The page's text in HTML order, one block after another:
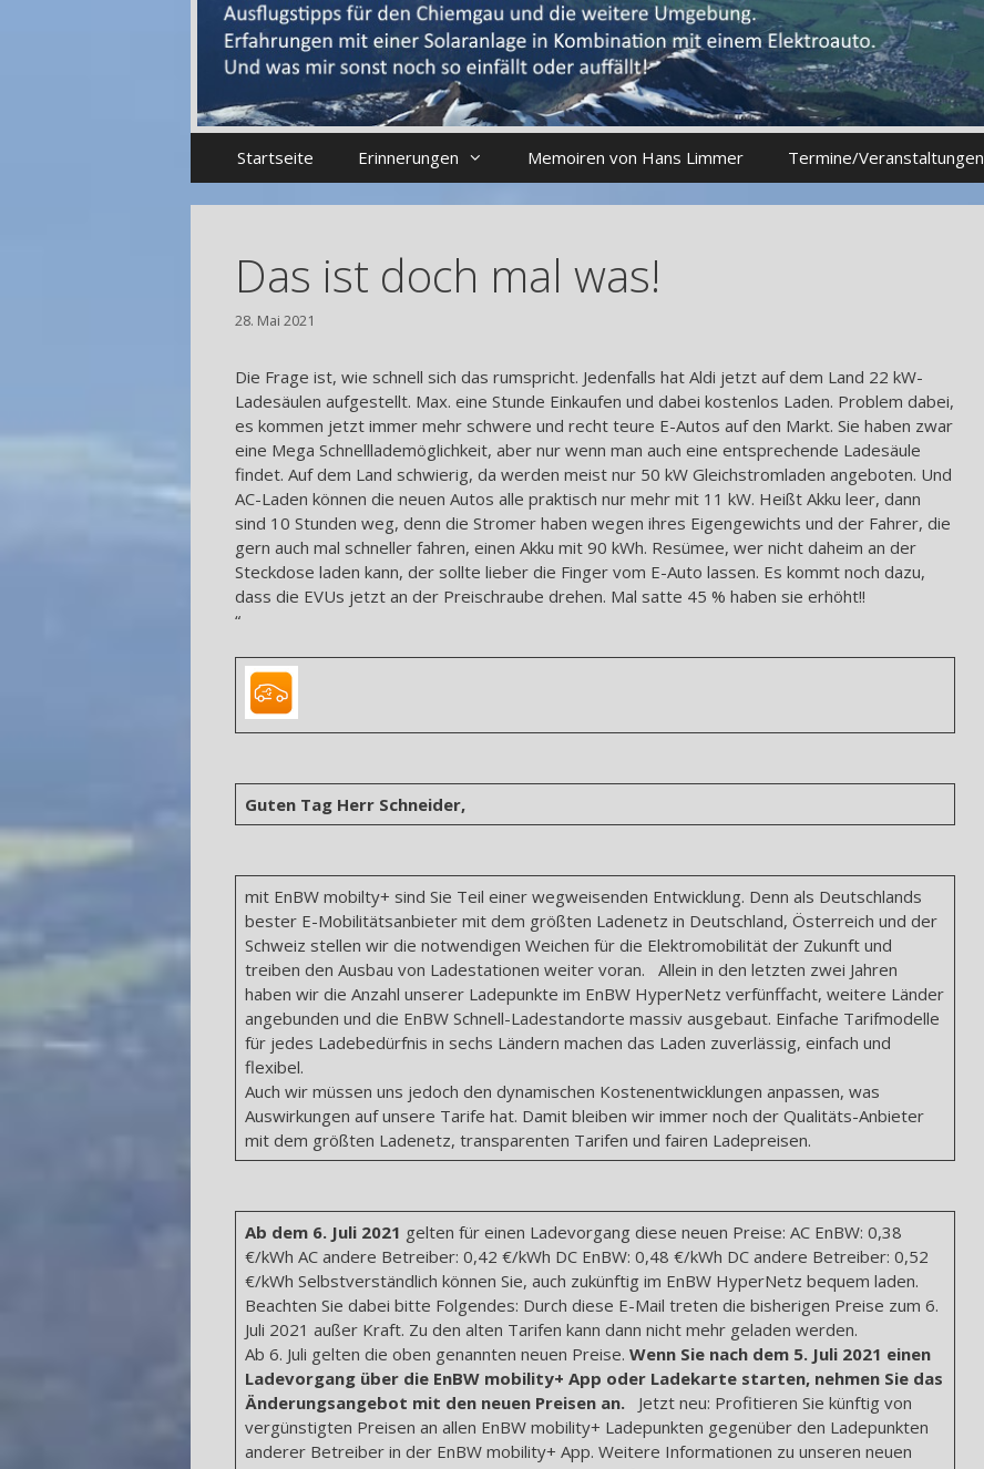
Startseite Erinnerungen Memoiren von Hans Limmer Termine/Veranstaltungen
Das ist doch mal was!
28. Mai 2021
Die Frage ist, wie schnell sich das rumspricht. Jedenfalls hat Aldi jetzt auf dem Land 22 kW-
Ladesäulen aufgestellt. Max. eine Stunde Einkaufen und dabei kostenlos Laden. Problem dabei,
es kommen jetzt immer mehr schwere und recht teure E-Autos auf den Markt. Sie haben zwar
eine Mega Schnelllademöglichkeit, aber nur wenn man auch eine entsprechende Ladesäule
findet. Auf dem Land schwierig, da werden meist nur 50 kW Gleichstromladen angeboten. Und
AC-Laden können die neuen Autos alle praktisch nur mehr mit 11 kW. Heißt Akku leer, dann
sind 10 Stunden weg, denn die Stromer haben wegen ihres Eigengewichts und der Fahrer, die
gern auch mal schneller fahren, einen Akku mit 90 kWh. Resümee, wer nicht daheim an der
Steckdose laden kann, der sollte lieber die Finger vom E-Auto lassen. Es kommt noch dazu,
dass die EVUs jetzt an der Preischraube drehen. Mal satte 45 % haben sie erhöht!!
“
Guten Tag Herr Schneider,
mit EnBW mobilty+ sind Sie Teil einer wegweisenden Entwicklung. Denn als Deutschlands
bester E-Mobilitätsanbieter mit dem größten Ladenetz in Deutschland, Österreich und der
Schweiz stellen wir die notwendigen Weichen für die Elektromobilität der Zukunft und
treiben den Ausbau von Ladestationen weiter voran. Allein in den letzten zwei Jahren
haben wir die Anzahl unserer Ladepunkte im EnBW HyperNetz verfünffacht, weitere Länder
angebunden und die EnBW Schnell-Ladestandorte massiv ausgebaut. Einfache Tarifmodelle
für jedes Ladebedürfnis in sechs Ländern machen das Laden zuverlässig, einfach und
flexibel.
Auch wir müssen uns jedoch den dynamischen Kostenentwicklungen anpassen, was
Auswirkungen auf unsere Tarife hat. Damit bleiben wir immer noch der Qualitäts-Anbieter
mit dem größten Ladenetz, transparenten Tarifen und fairen Ladepreisen.
Ab dem 6. Juli 2021 gelten für einen Ladevorgang diese neuen Preise: AC EnBW: 0,38
€/kWh AC andere Betreiber: 0,42 €/kWh DC EnBW: 0,48 €/kWh DC andere Betreiber: 0,52
€/kWh Selbstverständlich können Sie, auch zukünftig im EnBW HyperNetz bequem laden.
Beachten Sie dabei bitte Folgendes: Durch diese E-Mail treten die bisherigen Preise zum 6.
Juli 2021 außer Kraft. Zu den alten Tarifen kann dann nicht mehr geladen werden.
Ab 6. Juli gelten die oben genannten neuen Preise. Wenn Sie nach dem 5. Juli 2021 einen
Ladevorgang über die EnBW mobility+ App oder Ladekarte starten, nehmen Sie das
Änderungsangebot mit den neuen Preisen an.Jetzt neu: Profitieren Sie künftig von
vergünstigten Preisen an allen EnBW mobility+ Ladepunkten gegenüber den Ladepunkten
anderer Betreiber in der EnBW mobility+ App. Weitere Informationen zu unseren neuen